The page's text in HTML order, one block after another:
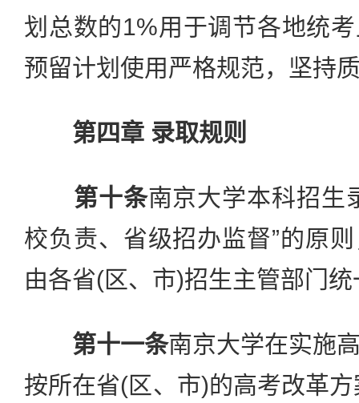
划总数的1%用于调节各地统
预留计划使用严格规范，坚持
第四章 录取规则
第十条南京大学本科招生
校负责、省级招办监督”的原
由各省(区、市)招生主管部门
第十一条南京大学在实施
按所在省(区、市)的高考改革